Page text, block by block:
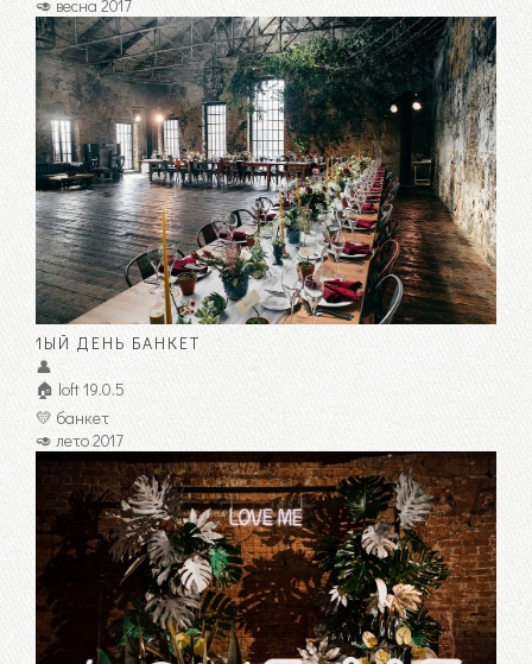
🥑 весна 2017
1ЫЙ ДЕНЬ БАНКЕТ
👤
🏠 loft 19.0.5
💛 банкет
🥑 лето 2017